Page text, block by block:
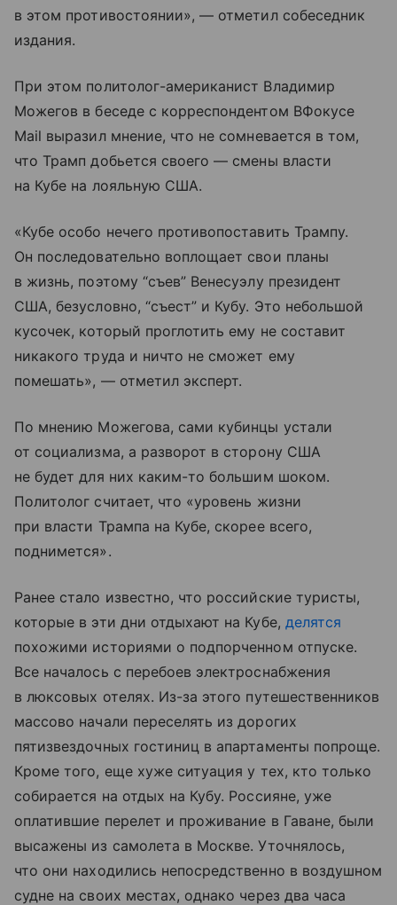
в этом противостоянии», — отметил собеседник
издания.
При этом политолог-американист Владимир
Можегов в беседе с корреспондентом ВФокусе
Mail выразил мнение, что не сомневается в том,
что Трамп добьется своего — смены власти
на Кубе на лояльную США.
«Кубе особо нечего противопоставить Трампу.
Он последовательно воплощает свои планы
в жизнь, поэтому “съев” Венесуэлу президент
США, безусловно, “съест” и Кубу. Это небольшой
кусочек, который проглотить ему не составит
никакого труда и ничто не сможет ему
помешать», — отметил эксперт.
По мнению Можегова, сами кубинцы устали
от социализма, а разворот в сторону США
не будет для них каким-то большим шоком.
Политолог считает, что «уровень жизни
при власти Трампа на Кубе, скорее всего,
поднимется».
Ранее стало известно, что российские туристы,
которые в эти дни отдыхают на Кубе, делятся
похожими историями о подпорченном отпуске.
Все началось с перебоев электроснабжения
в люксовых отелях. Из-за этого путешественников
массово начали переселять из дорогих
пятизвездочных гостиниц в апартаменты попроще.
Кроме того, еще хуже ситуация у тех, кто только
собирается на отдых на Кубу. Россияне, уже
оплатившие перелет и проживание в Гаване, были
высажены из самолета в Москве. Уточнялось,
что они находились непосредственно в воздушном
судне на своих местах, однако через два часа